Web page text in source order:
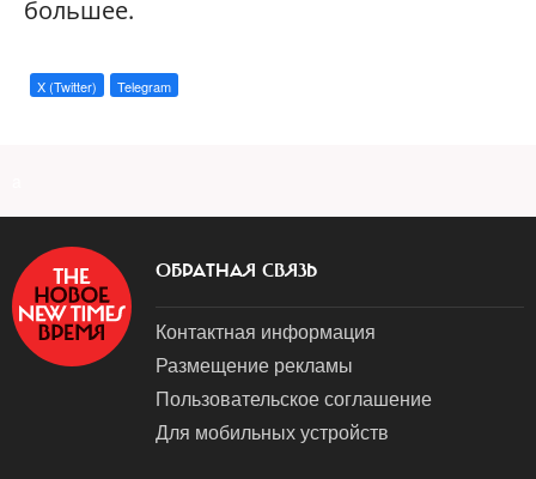
большее.
X (Twitter) Telegram
ОБРАТНАЯ СВЯЗЬ
Контактная информация
Размещение рекламы
Пользовательское соглашение
Для мобильных устройств